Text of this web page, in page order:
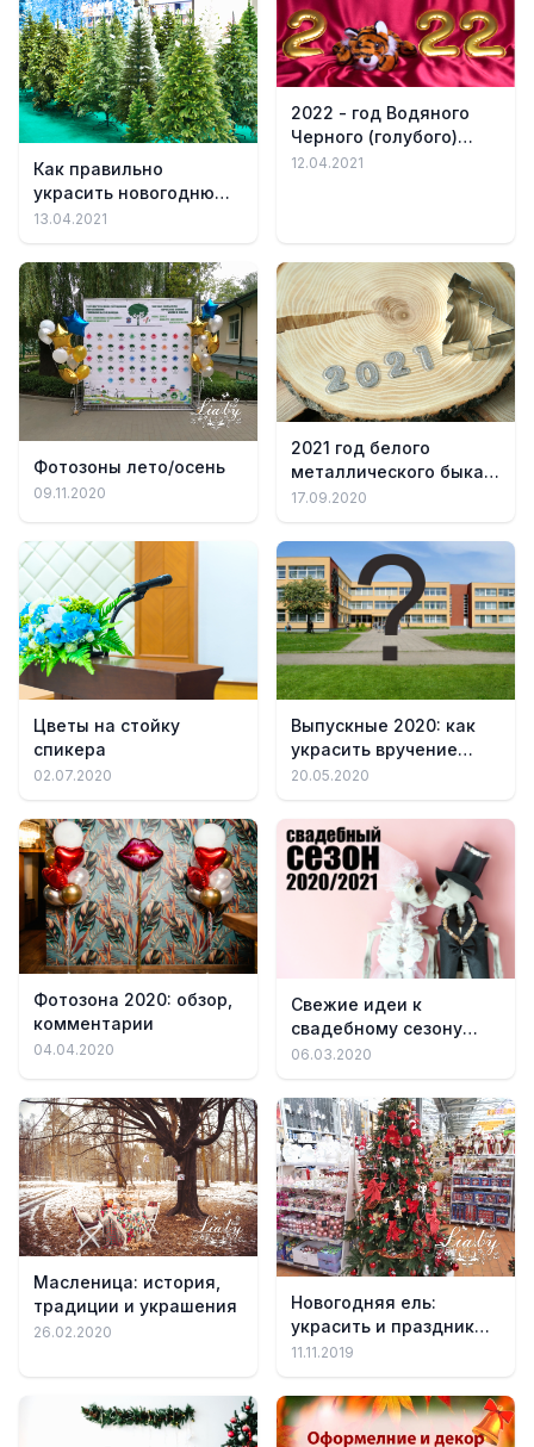
Как правильно
украсить новогоднюю
ель (порядок)
13.04.2021
2022 - год Водяного
Черного (голубого)
тигра: приметы,
12.04.2021
Фотозоны лето/осень
09.11.2020
2021 год белого
металлического быка:
украшение, приметы,
17.09.2020
Цветы на стойку
спикера
02.07.2020
Выпускные 2020: как
украсить вручение
аттестатов
20.05.2020
Фотозона 2020: обзор,
комментарии
04.04.2020
Свежие идеи к
свадебному сезону
2020-2021
06.03.2020
Масленица: история,
традиции и украшения
26.02.2020
Новогодняя ель:
украсить и праздник
готов
11.11.2019